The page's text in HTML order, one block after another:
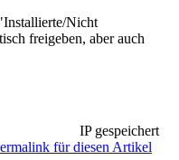
Nicht
freigeben, aber auch
IP gespeichert
für diesen Artikel